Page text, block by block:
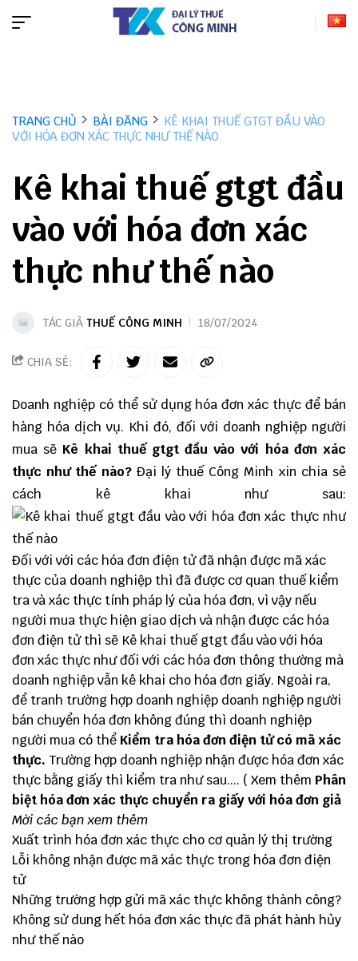
TRANG CHỦ BÀI ĐĂNG
KÊ KHAI THUẾ GTGT ĐẦU VÀO
VỚI HÓA ĐƠN XÁC THỰC NHƯ THẾ NÀO
Kê khai thuế gtgt đầu
vào với hóa đơn xác
thực như thế nào
TÁC GIẢ THUẾ CÔNG MINH 18/07/2024
CHIA SẺ:
Doanh nghiệp có thể sử dụng hóa đơn xác thực để bán
hàng hóa dịch vụ. Khi đó, đối với doanh nghiệp người
mua sẽ Kê khai thuế gtgt đầu vào với hóa đơn xác
thực như thế nào? Đại lý thuế Công Minh xin chia sẻ
cách kê khai như sau:
Đối với với các hóa đơn điện tửđã nhận được mã xác
thực của doanh nghiệp thì đã được cơ quan thuế kiểm
tra và xác thực tính pháp lý của hóa đơn, vì vậy nếu
người mua thực hiện giao dịch và nhận được các hóa
đơn điện tử thì sẽ Kê khai thuế gtgt đầu vào với hóa
đơn xác thực như đối với các hóa đơn thông thường mà
doanh nghiệp vẫn kê khai cho hóa đơn giấy. Ngoài ra,
để tranh trường hợp doanh nghiệp doanh nghiệp người
bán chuyển hóa đơn không đúng thì doanh nghiệp
người mua có thể Kiểm tra hóa đơn điện tử có mã xác
thực. Trường hợp doanh nghiệp nhận được hóa đơn xác
thựcbằng giấy thì kiểm tra như sau.... ( Xem thêm Phân
biệt hóa đơn xác thực chuyển ra giấy với hóađơn giả
Mời các bạn xem thêm
Xuất trình hóa đơn xác thực cho cơ quản lý thị trường
Lỗi không nhận được mã xác thực trong hóa đơn điện
tử
Những trường hợp gửi mã xác thực không thành công?
Không sử dung hết hóa đơn xác thực đã phát hành hủy
như thế nào